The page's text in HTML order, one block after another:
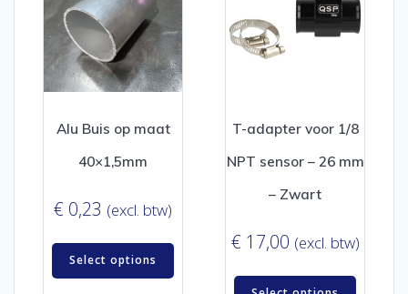
Alu Buis op maat
40×1,5mm
€ 0,23 (excl. btw)
Select options
T-adapter voor 1/8
NPT sensor – 26 mm
– Zwart
€ 17,00 (excl. btw)